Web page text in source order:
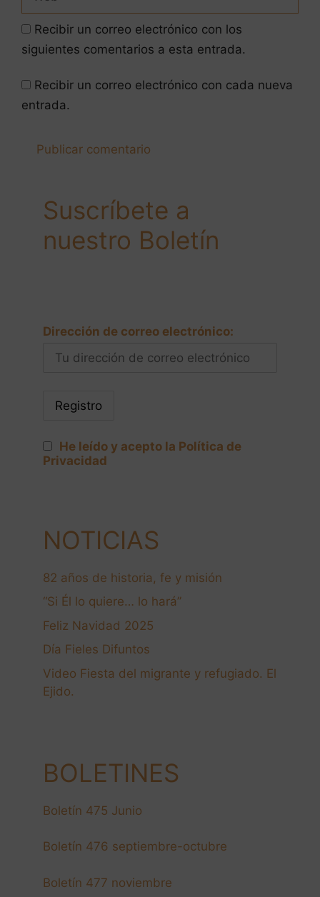
Recibir un correo electrónico con los
siguientes comentarios a esta entrada.
Recibir un correo electrónico con cada nueva
entrada.
Suscríbete a
nuestro Boletín
Dirección de correo electrónico:
He leído y acepto la Política de
Privacidad
NOTICIAS
82 años de historia, fe y misión
“Si Él lo quiere… lo hará”
Feliz Navidad 2025
Día Fieles Difuntos
Video Fiesta del migrante y refugiado. El
Ejido.
BOLETINES
Boletín 475 Junio
Boletín 476 septiembre-octubre
Boletín 477 noviembre